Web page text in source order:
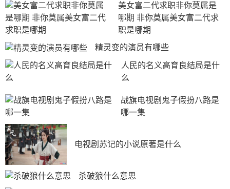
美女富二代求职非你莫属是
哪期 非你莫属美女富二代求
职是哪期
精灵变的演员有哪些
人民的名义高育良结局是什
么
战旗电视剧鬼子假扮八路是
哪一集
电视剧苏记的小说原著是什么
杀破狼什么意思